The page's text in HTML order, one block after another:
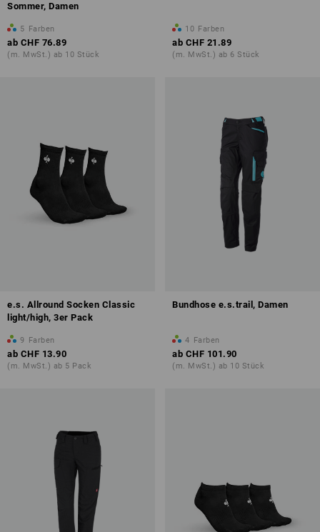
Sommer, Damen
5 Farben
ab CHF 76.89
(m. MwSt.) ab 10 Stück
10 Farben
ab CHF 21.89
(m. MwSt.) ab 6 Stück
e.s. Allround Socken Classic
light/high, 3er Pack
9 Farben
ab CHF 13.90
(m. MwSt.) ab 5 Pack
Bundhose e.s.trail, Damen
4 Farben
ab CHF 101.90
(m. MwSt.) ab 10 Stück